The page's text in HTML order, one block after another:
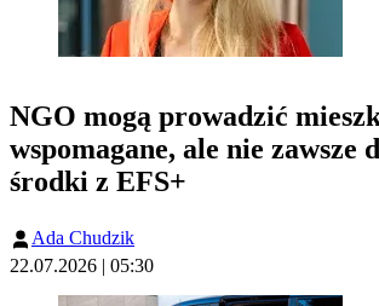
NGO mogą prowadzić
wspomagane, ale nie zawsze
środki z EFS+
Ada Chudzik
22.07.2026 | 05:30